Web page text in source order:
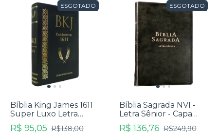
ESGOTADO
Bíblia King James 1611
Super Luxo Letra
Ultragigante Preta
R$ 95,05 R$138,00
ESGOTADO
Bíblia Sagrada NVI -
Letra Sênior - Capa
Luxo Preto
R$ 136,76 R$249,90